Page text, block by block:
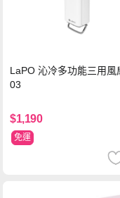
LaPO 沁冷多功能三用風
03
$1,190
免運